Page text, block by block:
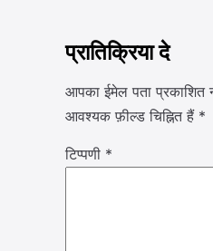
प्रातिक्रिया दे
आपका ईमेल पता प्रकाशित
आवश्यक फ़ील्ड चिह्नित हैं *
टिप्पणी *